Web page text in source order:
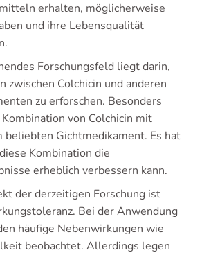
erhalten, möglicherweise
und ihre Lebensqualität
Forschungsfeld liegt darin,
zwischen Colchicin und anderen
zu erforschen. Besonders
von Colchicin mit
Gichtmedikament. Es hat
Kombination die
erheblich verbessern kann.
der derzeitigen Forschung ist
Bei der Anwendung
häufige Nebenwirkungen wie
beobachtet. Allerdings legen